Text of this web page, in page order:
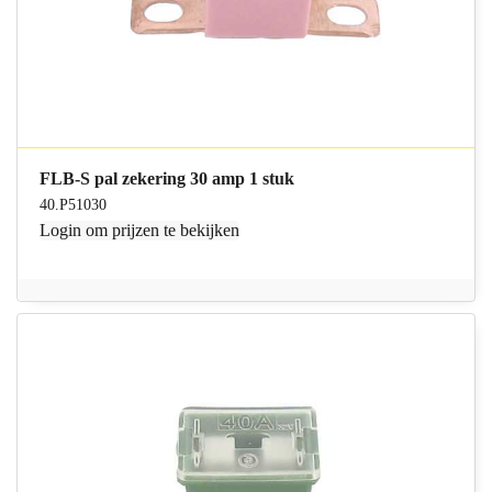
FLB-S pal zekering 30 amp 1 stuk
40.P51030
Login om prijzen te bekijken